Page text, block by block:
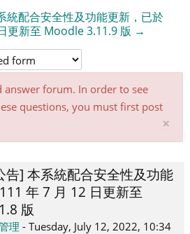
統配合安全性及功能更新，已於
更新至 Moodle 3.11.9 版 →
answer forum. In order to see
questions, you must first post
×
] 本系統配合安全性及功能
年 7 月 12 日更新至
版
理 - Tuesday, July 12, 2022, 10:34